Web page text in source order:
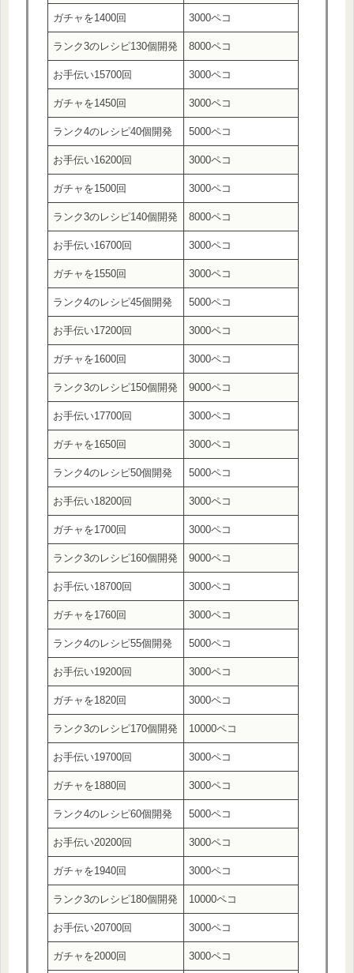
ガチャを1400回 3000ペコ
ランク3のレシピ130個開発 8000ペコ
お手伝い15700回 3000ペコ
ガチャを1450回 3000ペコ
ランク4のレシピ40個開発 5000ペコ
お手伝い16200回 3000ペコ
ガチャを1500回 3000ペコ
ランク3のレシピ140個開発 8000ペコ
お手伝い16700回 3000ペコ
ガチャを1550回 3000ペコ
ランク4のレシピ45個開発 5000ペコ
お手伝い17200回 3000ペコ
ガチャを1600回 3000ペコ
ランク3のレシピ150個開発 9000ペコ
お手伝い17700回 3000ペコ
ガチャを1650回 3000ペコ
ランク4のレシピ50個開発 5000ペコ
お手伝い18200回 3000ペコ
ガチャを1700回 3000ペコ
ランク3のレシピ160個開発 9000ペコ
お手伝い18700回 3000ペコ
ガチャを1760回 3000ペコ
ランク4のレシピ55個開発 5000ペコ
お手伝い19200回 3000ペコ
ガチャを1820回 3000ペコ
ランク3のレシピ170個開発 10000ペコ
お手伝い19700回 3000ペコ
ガチャを1880回 3000ペコ
ランク4のレシピ60個開発 5000ペコ
お手伝い20200回 3000ペコ
ガチャを1940回 3000ペコ
ランク3のレシピ180個開発 10000ペコ
お手伝い20700回 3000ペコ
ガチャを2000回 3000ペコ